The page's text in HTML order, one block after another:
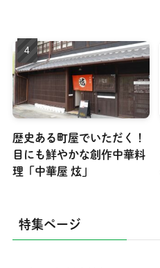
歴史ある町屋でいただく！
目にも鮮やかな創作中華料
理「中華屋 炫」
特集ページ